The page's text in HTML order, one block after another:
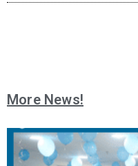
More News!